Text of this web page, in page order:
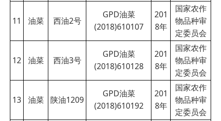
11 油菜 西油2号
GPD油菜
(2018)610107
201
8年
国家农作
物品种审
定委员会
12 油菜 西油3号
GPD油菜
(2018)610128
201
8年
国家农作
物品种审
定委员会
13 油菜 陕油1209
GPD油菜
(2018)610192
201
8年
国家农作
物品种审
定委员会